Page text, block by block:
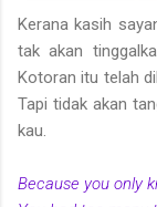
Kerana kasih
tak akan
Kotoran itu telah
Tapi tidak akan
kau.
Because you only